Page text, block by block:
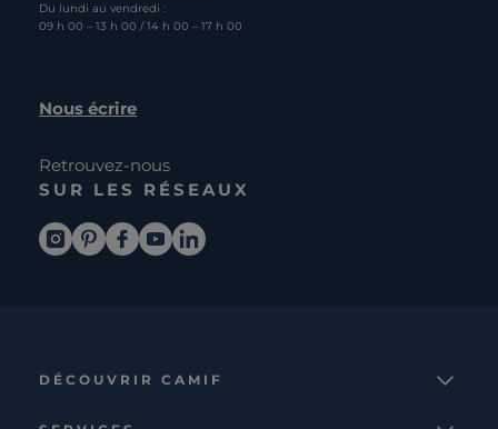
Du lundi au vendredi :
09 h 00 – 13 h 00 / 14 h 00 – 17 h 00
Nous écrire
Retrouvez-nous
SUR LES RÉSEAUX
DÉCOUVRIR CAMIF